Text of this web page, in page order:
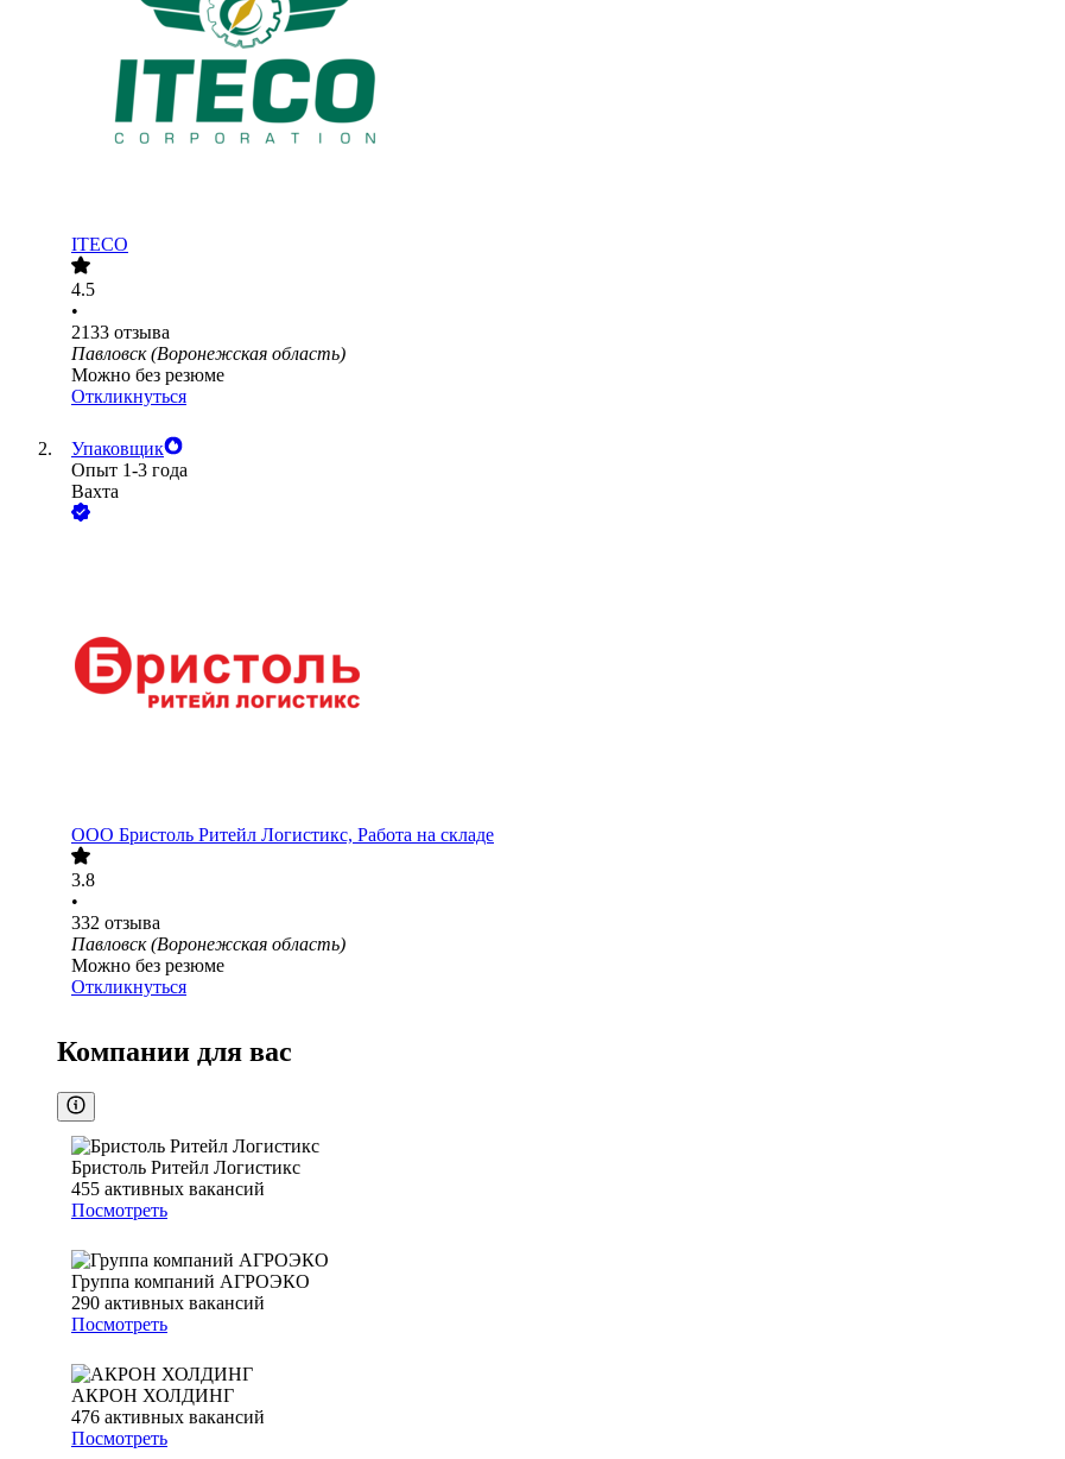
ITECO
4.5
•
2133 отзыва
Павловск (Воронежская область)
Можно без резюме
Откликнуться
Упаковщик
Опыт 1-3 года
Вахта
ООО Бристоль Ритейл Логистикс, Работа на складе
3.8
•
332 отзыва
Павловск (Воронежская область)
Можно без резюме
Откликнуться
Компании для вас
Бристоль Ритейл Логистикс
455 активных вакансий
Посмотреть
Группа компаний АГРОЭКО
290 активных вакансий
Посмотреть
АКРОН ХОЛДИНГ
476 активных вакансий
Посмотреть